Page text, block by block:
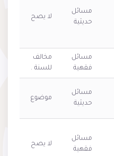
مسائل
حديثية
لا يصح
مسائل
فقهية
مخالف
للسنة .
مسائل
حديثية
موضوع
مسائل
فقهية
لا يصح